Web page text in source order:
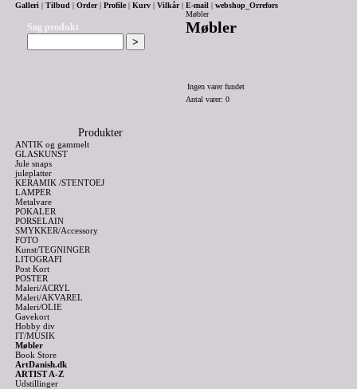
Galleri Tilbud Order| Profile| Kurv Vilkår| E-mail webshop_Orrefors
Søg produkt
Produkter
ANTIK og gammelt
GLASKUNST
Jule snaps
juleplatter
KERAMIK /STENTOEJ
LAMPER
Metalvare
POKALER
PORSELAIN
SMYKKER/Accessory
FOTO
Kunst/TEGNINGER
LITOGRAFI
Post Kort
POSTER
Maleri/ACRYL
Maleri/AKVAREL
Maleri/OLIE
Gavekort
Hobby div
IT/MUSIK
Møbler
Book Store
ArtDanish.dk
ARTIST A-Z
Udstillinger
Møbler
Møbler
Ingen varer fundet
Antal varer: 0